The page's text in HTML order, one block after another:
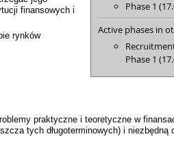
Phase 1
Active phases in
Phase 1
finansowych i
rynków
praktyczne i teoretyczne w
tych długoterminowych) i